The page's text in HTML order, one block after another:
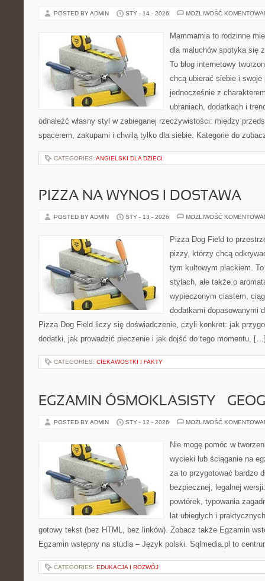
POSTED BY ADMIN STY - 14 - 2026 MOŻLIWOŚĆ
Mammamia to rodzinne
dla maluchów spotyka się
To blog internetowy
chcą ubierać siebie i
jednocześnie z
ubraniach, dodatkach i
odnaleźć własny styl w zabieganej rzeczywistości: między
spacerem, zakupami i chwilą tylko dla siebie. Kategorie do
CATEGORIES: ANGIELSKI DLA DZIECI
PIZZA NA WYNOS I DOSTAWA
POSTED BY ADMIN STY - 13 - 2026 MOŻLIWOŚĆ
Pizza Dog Field to
pizzy, którzy chcą
tym kultowym plackiem.
stylach, ale także o
wypieczonym ciastem,
dodatkami dopasowanymi
Pizza Dog Field liczy się doświadczenie, czyli konkret: jak
dodatki, jak prowadzić pieczenie i jak dojść do tego momentu,
CATEGORIES: CIEKAWOSTKI I FAKTY
EGZAMIN ÓSMOKLASISTY –
POSTED BY ADMIN STY - 12 - 2026 MOŻLIWOŚĆ
Nie mogę pomóc w
wycieki lub ściąganie na
za to przygotować bardzo
bezpiecznej, legalnej
powtórek, typowania
lat ubiegłych i
gotowy tekst (bez HTML, bez linków). Zobacz także Egzamin
Egzamin wstępny na studia – Język polski. Sqlmedia.pl to
CATEGORIES: EDUKACJA I ROZWÓJ